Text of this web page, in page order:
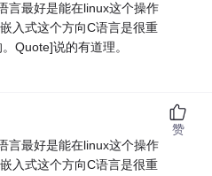
言最好是能在linux这个操作
入式这个方向C语言是很重
Quote]说的有道理。
言最好是能在linux这个操作
入式这个方向C语言是很重
赞